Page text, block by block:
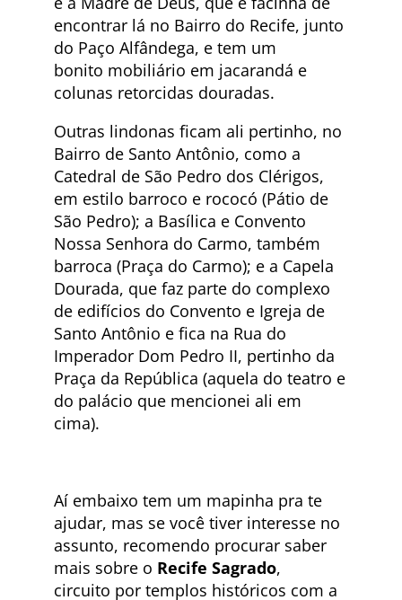
encontrar lá no Bairro do Recife, junto
do Paço Alfândega, e tem um
bonito mobiliário em jacarandá e
colunas retorcidas douradas.
Outras lindonas ficam ali pertinho, no
Bairro de Santo Antônio, como a
Catedral de São Pedro dos Clérigos,
em estilo barroco e rococó (Pátio de
São Pedro); a Basílica e Convento
Nossa Senhora do Carmo, também
barroca (Praça do Carmo); e a Capela
Dourada, que faz parte do complexo
de edifícios do Convento e Igreja de
Santo Antônio e fica na Rua do
Imperador Dom Pedro II, pertinho da
Praça da República (aquela do teatro e
do palácio que mencionei ali em
cima).
Aí embaixo tem um mapinha pra te
ajudar, mas se você tiver interesse no
assunto, recomendo procurar saber
mais sobre o Recife Sagrado,
circuito por templos históricos com a